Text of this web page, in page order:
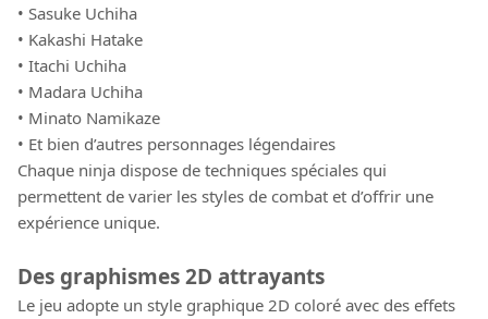
• Sasuke Uchiha
• Kakashi Hatake
• Itachi Uchiha
• Madara Uchiha
• Minato Namikaze
• Et bien d’autres personnages légendaires
Chaque ninja dispose de techniques spéciales qui
permettent de varier les styles de combat et d’offrir une
expérience unique.
Des graphismes 2D attrayants
Le jeu adopte un style graphique 2D coloré avec des effets